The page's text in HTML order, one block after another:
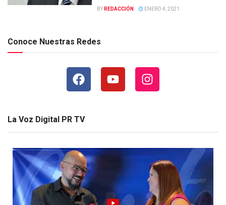
BY REDACCIÓN ENERO 4, 2021
Conoce Nuestras Redes
La Voz Digital PR TV